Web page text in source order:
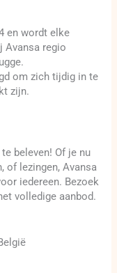
en wordt elke
Avansa regio
om zich tijdig in te
zijn.
beleven! Of je nu
of lezingen, Avansa
iedereen. Bezoek
volledige aanbod.